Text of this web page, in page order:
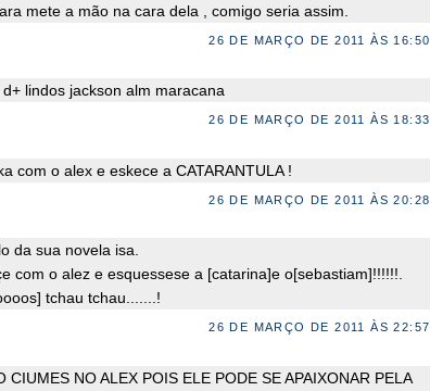
mete a mão na cara dela , comigo seria assim.
26 DE MARÇO DE 2011 ÀS 16:50
lindos jackson alm maracana
26 DE MARÇO DE 2011 ÀS 18:33
com o alex e eskece a CATARANTULA !
26 DE MARÇO DE 2011 ÀS 20:28
da sua novela isa.
com o alez e esquessese a [catarina]e o[sebastiam]!!!!!!.
tchau tchau.......!
26 DE MARÇO DE 2011 ÀS 22:57
CIUMES NO ALEX POIS ELE PODE SE APAIXONAR PELA